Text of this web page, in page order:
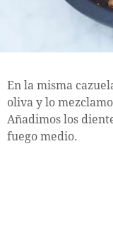
En la misma
oliva y lo
Añadimos los
fuego medio.